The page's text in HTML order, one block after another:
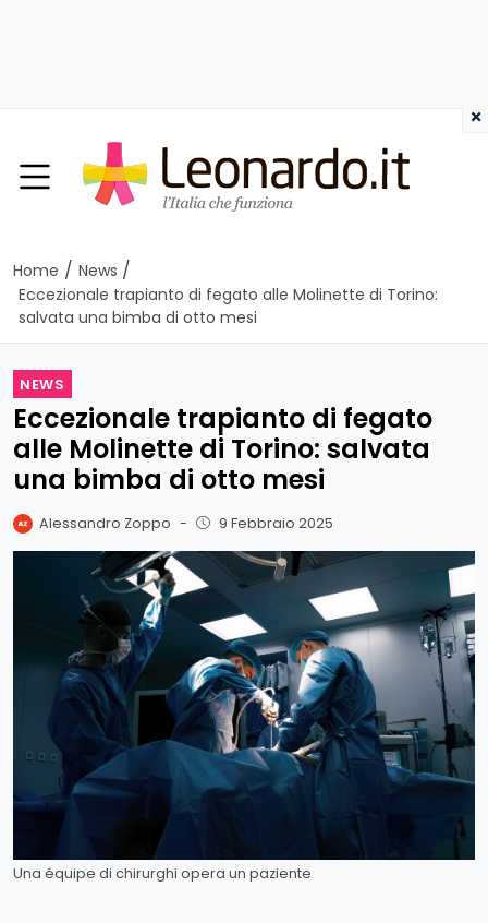
Home / News /
Eccezionale trapianto di fegato alle Molinette di Torino:
salvata una bimba di otto mesi
NEWS
Eccezionale trapianto di fegato
alle Molinette di Torino: salvata
una bimba di otto mesi
Alessandro Zoppo - 9 Febbraio 2025
Una équipe di chirurghi opera un paziente
×